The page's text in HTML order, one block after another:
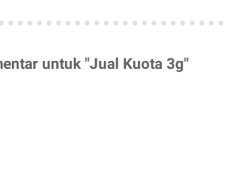
untuk "Jual Kuota 3g"